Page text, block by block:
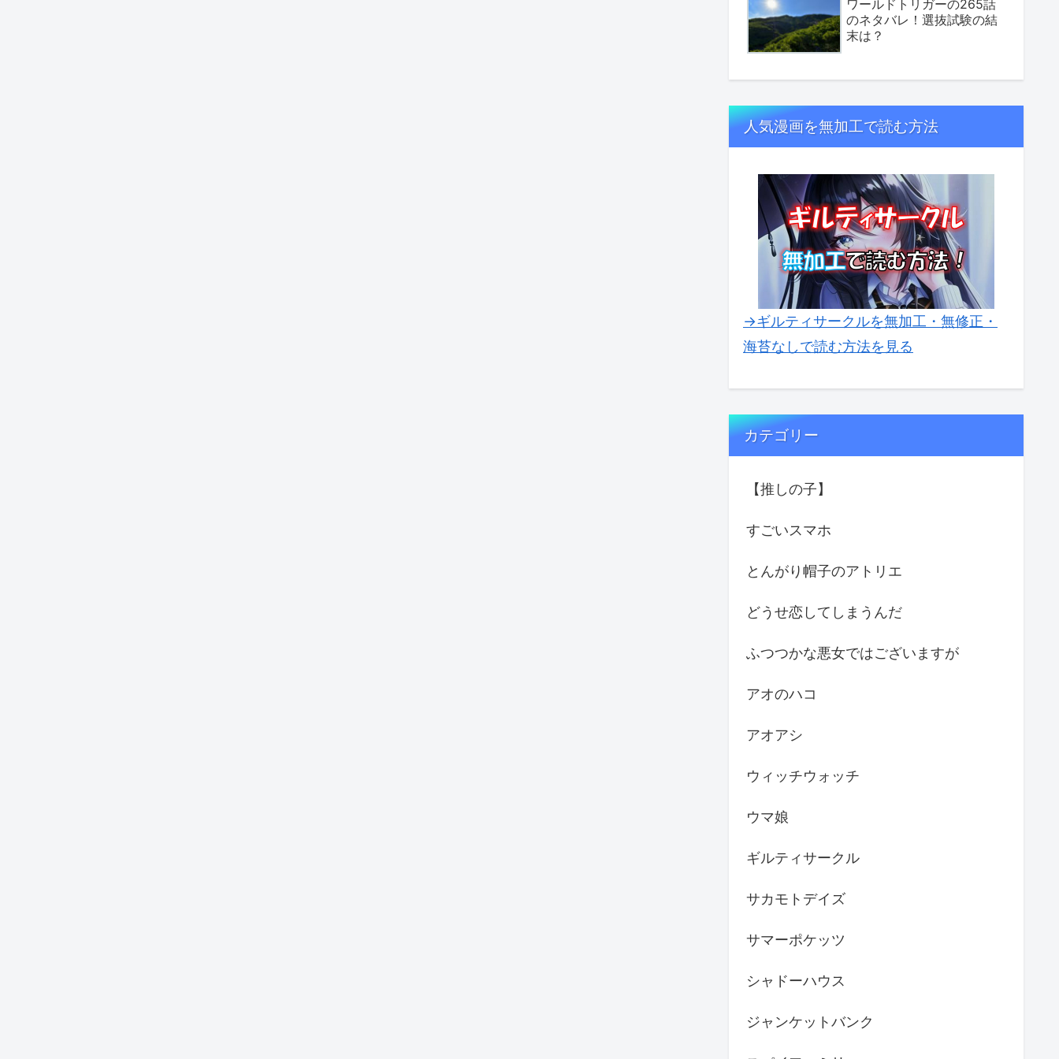
ワールドトリガーの265話
のネタバレ！選抜試験の結
末は？
人気漫画を無加工で読む方法
→ギルティサークルを無加工・無修正・
海苔なしで読む方法を見る
カテゴリー
【推しの子】
すごいスマホ
とんがり帽子のアトリエ
どうせ恋してしまうんだ
ふつつかな悪女ではございますが
アオのハコ
アオアシ
ウィッチウォッチ
ウマ娘
ギルティサークル
サカモトデイズ
サマーポケッツ
シャドーハウス
ジャンケットバンク